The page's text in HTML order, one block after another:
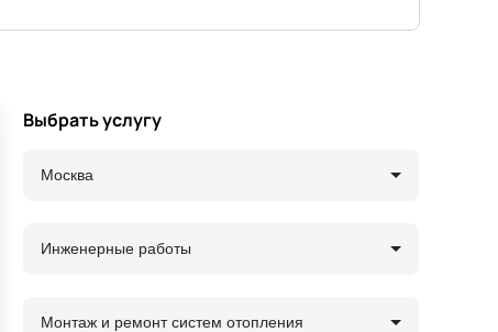
Выбрать услугу
Москва
Инженерные работы
Монтаж и ремонт систем отопления